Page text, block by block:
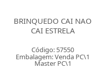
BRINQUEDO CAI NAO
CAI ESTRELA
Código: 57550
Embalagem: Venda PC\1
Master PC\1